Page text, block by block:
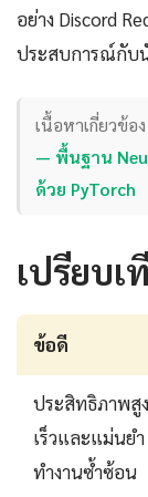
อย่าง Discord
ประสบการณ์กับ
เนื้อหาเกี่ยวข้อ
— พื้นฐาน
ด้วย PyTorch
เปรียบ
ข้อดี
ประสิทธิภาพสู
เร็วและแม่นยำ
ทำงานซ้ำซ้อน